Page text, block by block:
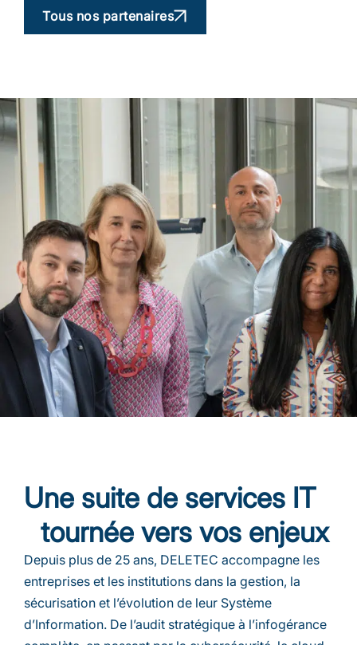
Tous nos partenaires
Une suite de services IT
tournée vers vos enjeux
Depuis plus de 25 ans, DELETEC accompagne les
entreprises et les institutions dans la gestion, la
sécurisation et l’évolution de leur Système
d’Information. De l’audit stratégique à l’infogérance